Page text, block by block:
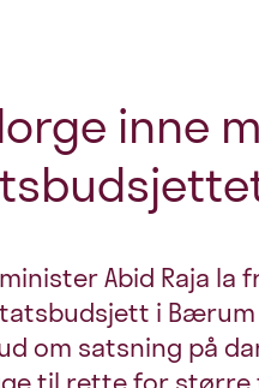
inne
Abid Raja la
i Bærum
om satsning på